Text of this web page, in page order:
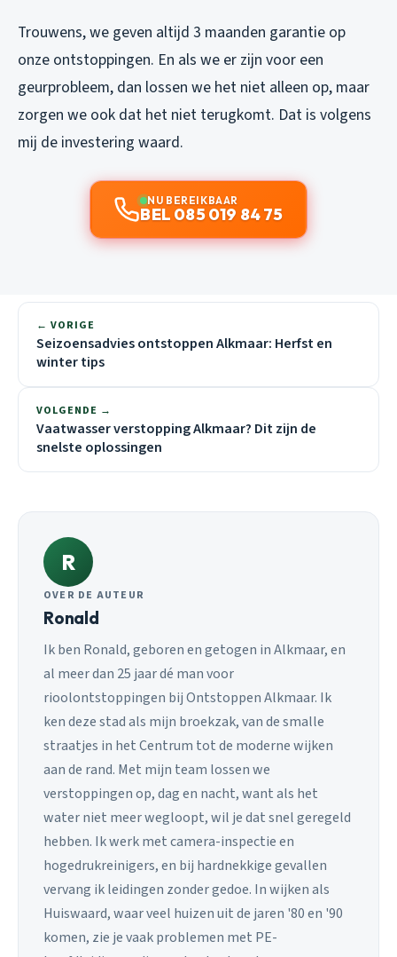
Trouwens, we geven altijd 3 maanden garantie op
onze ontstoppingen. En als we er zijn voor een
geurprobleem, dan lossen we het niet alleen op, maar
zorgen we ook dat het niet terugkomt. Dat is volgens
mij de investering waard.
NU BEREIKBAAR
BEL 085 019 84 75
← VORIGE
Seizoensadvies ontstoppen Alkmaar: Herfst en
winter tips
VOLGENDE →
Vaatwasser verstopping Alkmaar? Dit zijn de
snelste oplossingen
R
OVER DE AUTEUR
Ronald
Ik ben Ronald, geboren en getogen in Alkmaar, en
al meer dan 25 jaar dé man voor
rioolontstoppingen bij Ontstoppen Alkmaar. Ik
ken deze stad als mijn broekzak, van de smalle
straatjes in het Centrum tot de moderne wijken
aan de rand. Met mijn team lossen we
verstoppingen op, dag en nacht, want als het
water niet meer wegloopt, wil je dat snel geregeld
hebben. Ik werk met camera-inspectie en
hogedrukreinigers, en bij hardnekkige gevallen
vervang ik leidingen zonder gedoe. In wijken als
Huiswaard, waar veel huizen uit de jaren '80 en '90
komen, zie je vaak problemen met PE-